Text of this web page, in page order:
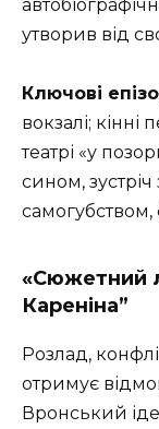
утворив від
Ключові
вокзалі;
театрі «у
сином,
самогубством,
«Сюжетний
Кареніна”
Розлад,
отримує
Вронський